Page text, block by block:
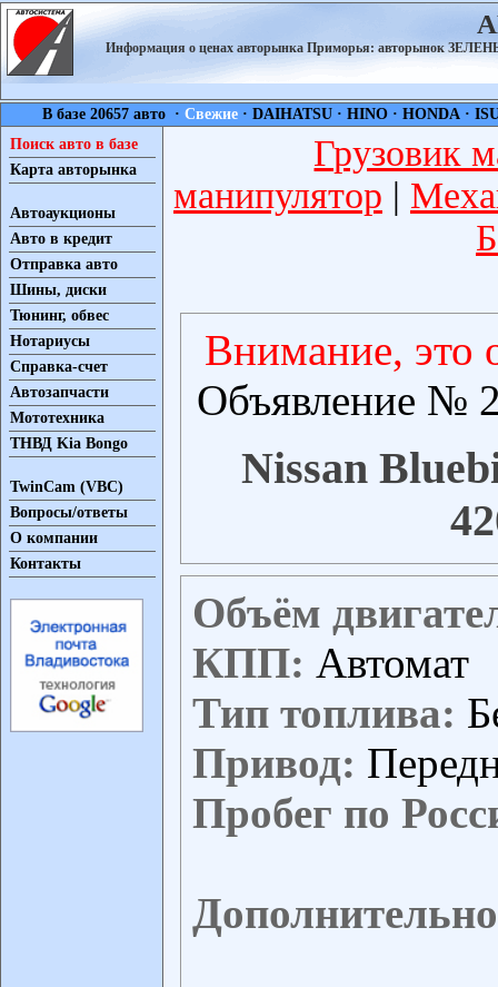
Информация о ценах авторынка Приморья: авторынок
В базе 20657 авто ·Свежие ·DAIHATSU ·HINO ·HONDA ·
Поиск авто в базе
Карта авторынка
Автоаукционы
Авто в кредит
Отправка авто
Шины, диски
Тюнинг, обвес
Нотариусы
Справка-счет
Автозапчасти
Мототехника
ТНВД Kia Bongo
TwinCam (VBC)
Вопросы/ответы
О компании
Контакты
Грузовик
манипулятор |
Внимание, это
Объявление №
Nissan
Объём
КПП: Автомат
Тип топлива:
Привод:
Пробег по